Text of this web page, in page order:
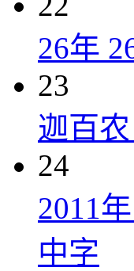
26年
23
迦百
24
2011
中字